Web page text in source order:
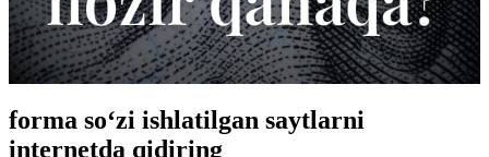
forma so‘zi ishlatilgan saytlarni
internetda qidiring